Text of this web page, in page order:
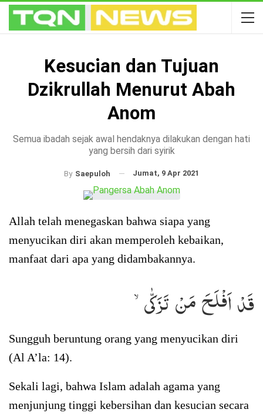
Kesucian dan Tujuan
Dzikrullah Menurut Abah
Anom
Semua ibadah sejak awal hendaknya dilakukan dengan hati
yang bersih dari syirik
By Saepuloh Jumat, 9 Apr 2021
Allah telah menegaskan bahwa siapa yang
menyucikan diri akan memperoleh kebaikan,
manfaat dari apa yang didambakannya.
قَدْ اَفْلَحَ مَنْ تَزَكّٰىۙ
Sungguh beruntung orang yang menyucikan diri
(Al A’la: 14).
Sekali lagi, bahwa Islam adalah agama yang
menjunjung tinggi kebersihan dan kesucian secara